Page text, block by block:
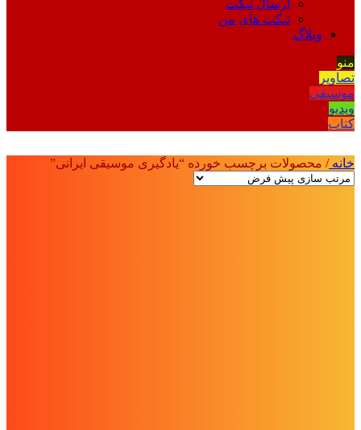
ارسال تیکت
تیکت های من
وبلاگ
منو
تصاویر
موسیقی
ویدیو
کتاب
خانه/ محصولات برچسب خورده “یادگیری موسیقی ایرانی”